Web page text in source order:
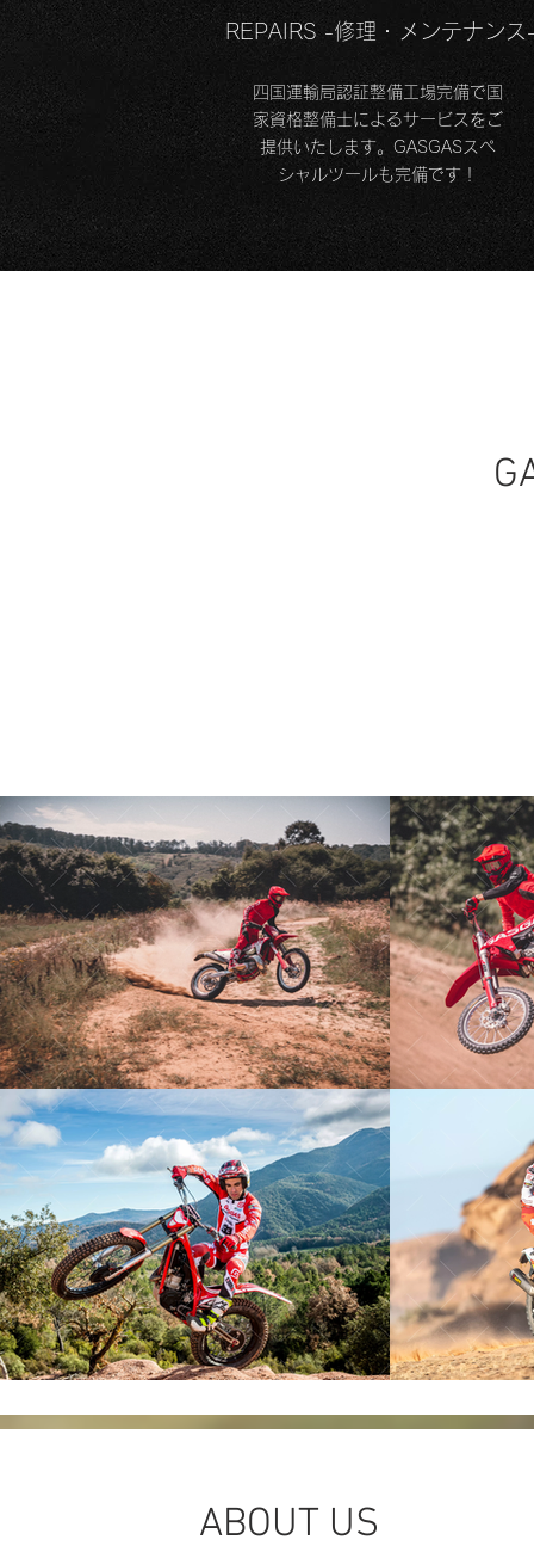
REPAIRS -修理・メンテナンス
​四国運輸局認証整備工場完備で国
家資格整備士によるサービスをご
提供いたします。GASGASスペ
シャルツールも完備です！
ABOUT US